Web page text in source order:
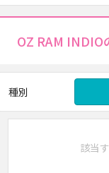
OZ RAM
種別
該当